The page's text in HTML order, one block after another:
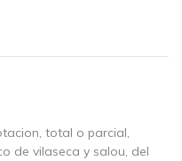
total o parcial,
de vilaseca y salou, del